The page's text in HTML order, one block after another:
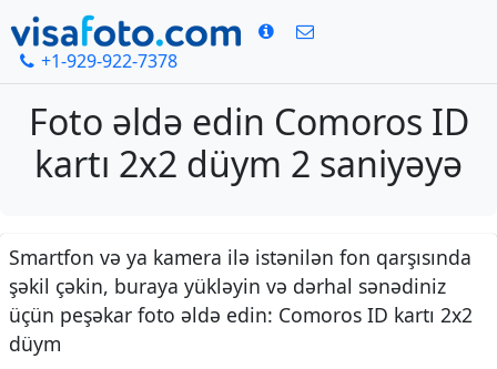
+1-929-922-7378
Foto əldə edin Comoros ID
kartı 2x2 düym 2 saniyəyə
Smartfon və ya kamera ilə istənilən fon qarşısında
şəkil çəkin, buraya yükləyin və dərhal sənədiniz
üçün peşəkar foto əldə edin: Comoros ID kartı 2x2
düym